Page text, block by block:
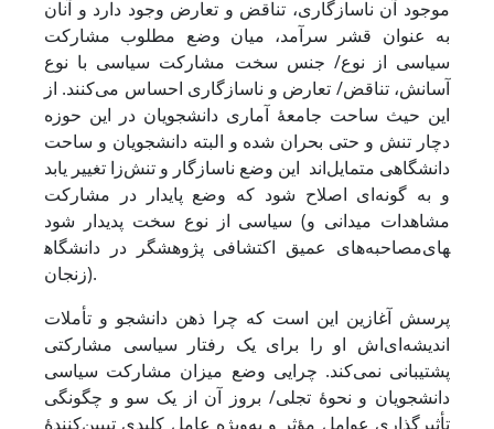
موجود آن ناسازگاری، تناقض و تعارض وجود دارد و آنان
به‌ عنوان قشر سرآمد، میان وضع مطلوب مشارکت
سیاسی از نوع/ جنس سخت مشارکت سیاسی با نوع
آسانش، تناقض/ تعارض و ناسازگاری احساس می‌کنند. از
این حیث ساحت جامعۀ آماری دانشجویان در این حوزه
دچار تنش و حتی بحران شده و البته دانشجویان و ساحت
دانشگاهی متمایل‌اند این وضع ناسازگار و تنش‌زا تغییر یابد
و به گونه‌ای اصلاح شود که وضع پایدار در مشارکت
سیاسی از نوع سخت پدیدار شود (مشاهدات میدانی و
مصاحبه‌های عمیق اکتشافی پژوهشگر در دانشگاه‎های
زنجان).
پرسش آغازین این است که چرا ذهن دانشجو و تأملات
اندیشه‌ای‌اش او را برای یک رفتار سیاسی مشارکتی
پشتیبانی نمی‌کند. چرایی وضع میزان مشارکت سیاسی
دانشجویان و نحوۀ تجلی/ بروز آن از یک‌ سو و چگونگی
تأثیرگذاری عوامل مؤثر و به‌ویژه عامل کلیدی تبیین‌کنندۀ